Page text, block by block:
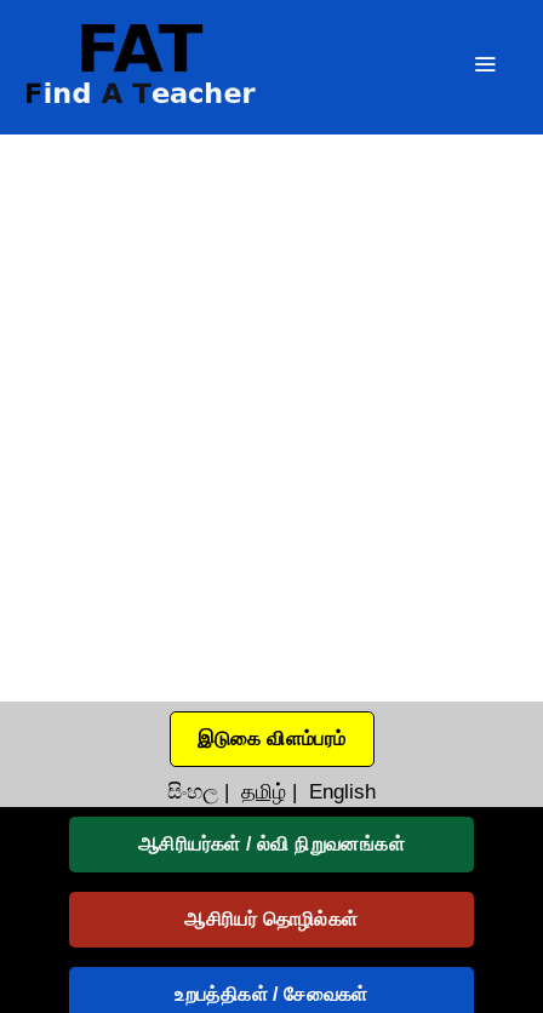
இடுகை விளம்பரம்
සිංහල | தமிழ் | English
ஆசிரியர்கள் / ல்வி நிறுவனங்கள்
ஆசிரியர் தொழில்கள்
உறபத்திகள் / சேவைகள்